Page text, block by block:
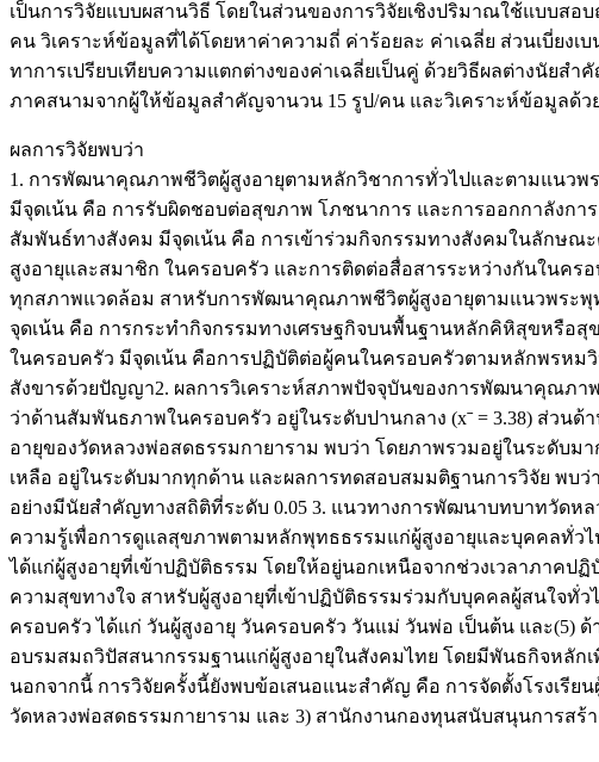
เป็นการวิจัยแบบผสานวิธี โดยในส่วนของการวิจัยเชิงปริมาณใช้แบบส
คน วิเคราะห์ข้อมูลที่ได้โดยหาค่าความถี่ ค่าร้อยละ ค่าเฉลี่ย ส่วนเบี่ยง
ทาการเปรียบเทียบความแตกต่างของค่าเฉลี่ยเป็นคู่ ด้วยวิธีผลต่างนัย
ภาคสนามจากผู้ให้ข้อมูลสำคัญจานวน 15 รูป/คน และวิเคราะห์ข้อมูลด้ว
ผลการวิจัยพบว่า
1. การพัฒนาคุณภาพชีวิตผู้สูงอายุตามหลักวิชาการทั่วไปและตามแนว
มีจุดเน้น คือ การรับผิดชอบต่อสุขภาพ โภชนาการ และการออกกาลังกา
สัมพันธ์ทางสังคม มีจุดเน้น คือ การเข้าร่วมกิจกรรมทางสังคมในลักษ
สูงอายุและสมาชิก ในครอบครัว และการติดต่อสื่อสารระหว่างกันในค
ทุกสภาพแวดล้อม สาหรับการพัฒนาคุณภาพชีวิตผู้สูงอายุตามแนวพระพุ
จุดเน้น คือ การกระทำกิจกรรมทางเศรษฐกิจบนพื้นฐานหลักคิหิสุขหรื
ในครอบครัว มีจุดเน้น คือการปฏิบัติต่อผู้คนในครอบครัวตามหลักพรหม
สังขารด้วยปัญญา2. ผลการวิเคราะห์สภาพปัจจุบันของการพัฒนาคุณภาพ
ว่าด้านสัมพันธภาพในครอบครัว อยู่ในระดับปานกลาง (xˉ = 3.38) ส่ว
อายุของวัดหลวงพ่อสดธรรมกายาราม พบว่า โดยภาพรวมอยู่ในระดับม
เหลือ อยู่ในระดับมากทุกด้าน และผลการทดสอบสมมติฐานการวิจัย พ
อย่างมีนัยสำคัญทางสถิติที่ระดับ 0.05 3. แนวทางการพัฒนาบทบาทวัด
ความรู้เพื่อการดูแลสุขภาพตามหลักพุทธธรรมแก่ผู้สูงอายุและบุคคลทั่วไ
ได้แก่ผู้สูงอายุที่เข้าปฏิบัติธรรม โดยให้อยู่นอกเหนือจากช่วงเวลาภาค
ความสุขทางใจ สาหรับผู้สูงอายุที่เข้าปฏิบัติธรรมร่วมกับบุคคลผู้สนใจทั่
ครอบครัว ได้แก่ วันผู้สูงอายุ วันครอบครัว วันแม่ วันพ่อ เป็นต้น และ(5)
อบรมสมถวิปัสสนากรรมฐานแก่ผู้สูงอายุในสังคมไทย โดยมีพันธกิจหลั
นอกจากนี้ การวิจัยครั้งนี้ยังพบข้อเสนอแนะสำคัญ คือ การจัดตั้งโรงเรี
วัดหลวงพ่อสดธรรมกายาราม และ 3) สานักงานกองทุนสนับสนุนการสร้